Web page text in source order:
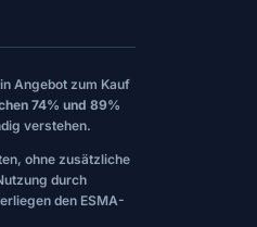
Angebot zum Kauf
74% und 89%
verstehen.
ohne zusätzliche
durch
den ESMA-